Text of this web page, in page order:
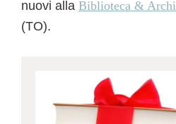
nuovi alla Biblioteca &
(TO).